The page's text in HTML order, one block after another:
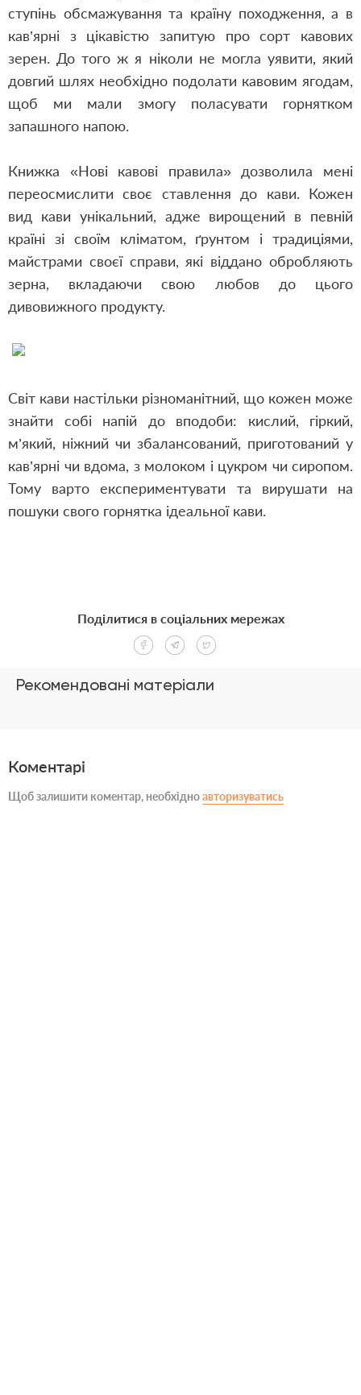
ступінь обсмажування та країну походження, а в
кав’ярні з цікавістю запитую про сорт кавових
зерен. До того ж я ніколи не могла уявити, який
довгий шлях необхідно подолати кавовим ягодам,
щоб ми мали змогу поласувати горнятком
запашного напою.
Книжка «Нові кавові правила» дозволила мені
переосмислити своє ставлення до кави. Кожен
вид кави унікальний, адже вирощений в певній
країні зі своїм кліматом, ґрунтом і традиціями,
майстрами своєї справи, які віддано обробляють
зерна, вкладаючи свою любов до цього
дивовижного продукту.
Світ кави настільки різноманітний, що кожен може
знайти собі напій до вподоби: кислий, гіркий,
м’який, ніжний чи збалансований, приготований у
кав’ярні чи вдома, з молоком і цукром чи сиропом.
Тому варто експериментувати та вирушати на
пошуки свого горнятка ідеальної кави.
Рекомендовані матеріали
Поділитися в соціальних мережах
Коментарі
Щоб залишити коментар, необхідноавторизуватись